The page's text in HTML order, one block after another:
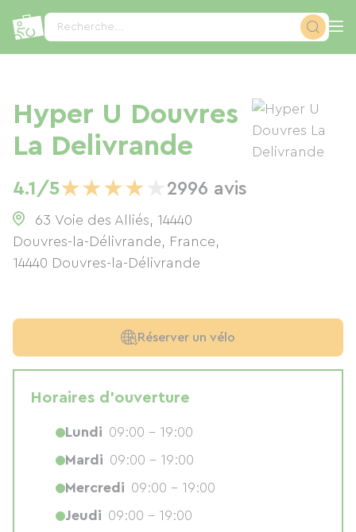
Recherche...
Hyper U Douvres
La Delivrande
4.1/5★★★★ 2996 avis
63 Voie des Alliés, 14440
Douvres-la-Délivrande, France,
14440 Douvres-la-Délivrande
Réserver un vélo
Horaires d'ouverture
Lundi 09:00 - 19:00
Mardi 09:00 - 19:00
Mercredi 09:00 - 19:00
Jeudi 09:00 - 19:00
Panneau de gestion des cookies